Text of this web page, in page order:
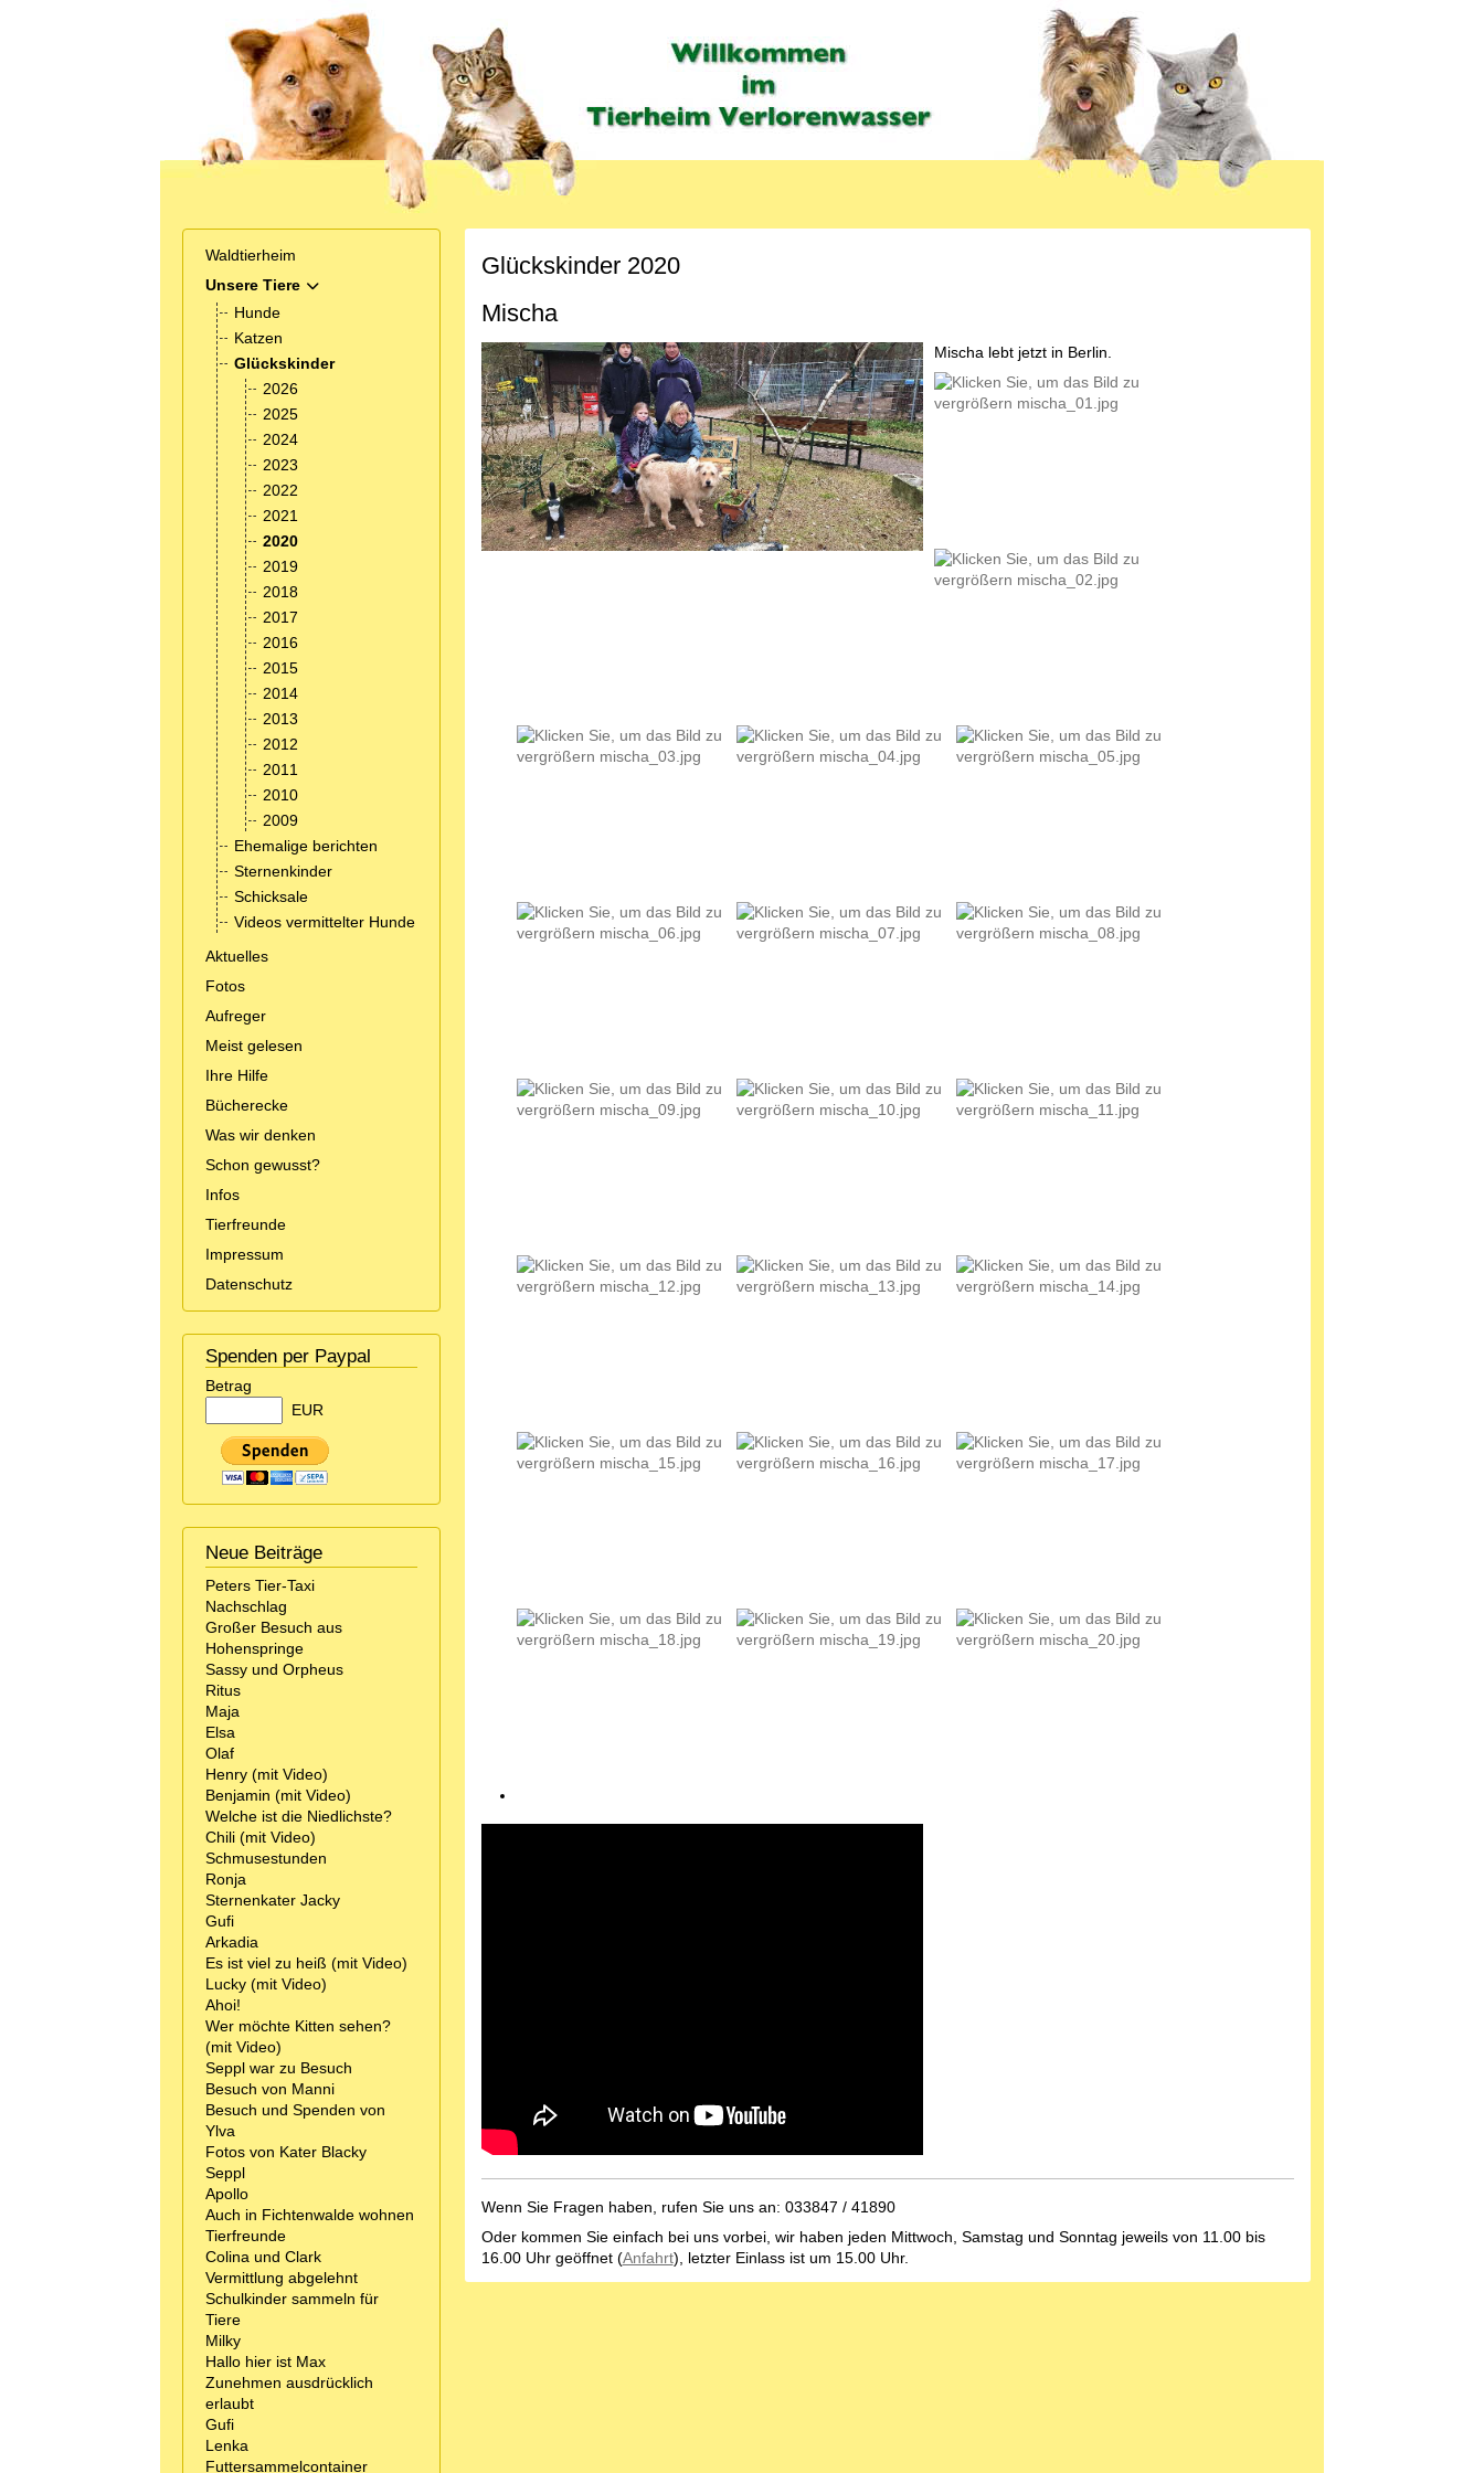
Waldtierheim
Unsere Tiere
MOD_MENU_TOGGLE_SUBMENU_LABEL
Hunde
Katzen
Glückskinder
2026
2025
2024
2023
2022
2021
2020
2019
2018
2017
2016
2015
2014
2013
2012
2011
2010
2009
Ehemalige berichten
Sternenkinder
Schicksale
Videos vermittelter Hunde
Aktuelles
Fotos
Aufreger
Meist gelesen
Ihre Hilfe
Bücherecke
Was wir denken
Schon gewusst?
Infos
Tierfreunde
Impressum
Datenschutz
Spenden per Paypal
Betrag
EUR
Neue Beiträge
Peters Tier-Taxi
Nachschlag
Großer Besuch aus
Hohenspringe
Sassy und Orpheus
Ritus
Maja
Elsa
Olaf
Henry (mit Video)
Benjamin (mit Video)
Welche ist die Niedlichste?
Chili (mit Video)
Schmusestunden
Ronja
Sternenkater Jacky
Gufi
Arkadia
Es ist viel zu heiß (mit Video)
Lucky (mit Video)
Ahoi!
Wer möchte Kitten sehen?
(mit Video)
Seppl war zu Besuch
Besuch von Manni
Besuch und Spenden von
Ylva
Fotos von Kater Blacky
Seppl
Apollo
Auch in Fichtenwalde wohnen
Tierfreunde
Colina und Clark
Vermittlung abgelehnt
Schulkinder sammeln für
Tiere
Milky
Hallo hier ist Max
Zunehmen ausdrücklich
erlaubt
Gufi
Lenka
Futtersammelcontainer
Glückskinder 2020
Mischa
Mischa lebt jetzt in Berlin.
Wenn Sie Fragen haben, rufen Sie uns an: 033847 / 41890
Oder kommen Sie einfach bei uns vorbei, wir haben jeden Mittwoch, Samstag und Sonntag jeweils von 11.00 bis
16.00 Uhr geöffnet (Anfahrt), letzter Einlass ist um 15.00 Uhr.